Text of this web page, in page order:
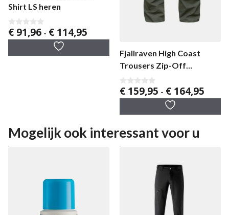
Shirt LS heren
0
v
€ 91,96 - € 114,95
€ 91,96
Fjallraven High Coast
Trousers Zip-Off
herenbroek
0
v
5
€ 159,95 - € 164,95
€
Mogelijk ook interessant voor u